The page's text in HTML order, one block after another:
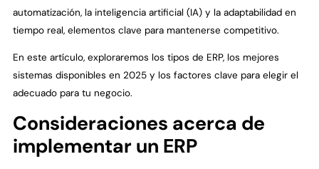
automatización, la inteligencia artificial (IA) y la adaptabilidad en
tiempo real, elementos clave para mantenerse competitivo.
En este artículo, exploraremos los tipos de ERP, los mejores
sistemas disponibles en 2025 y los factores clave para elegir el
adecuado para tu negocio.
Consideraciones acerca de
implementar un ERP